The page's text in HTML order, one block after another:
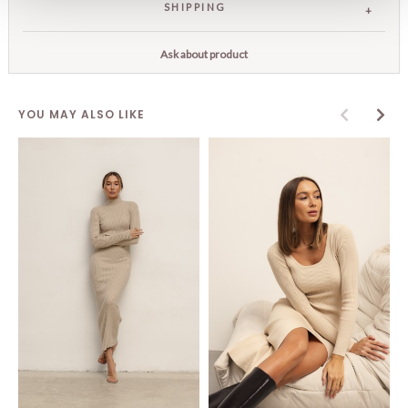
SHIPPING
Ask about product
YOU MAY ALSO LIKE